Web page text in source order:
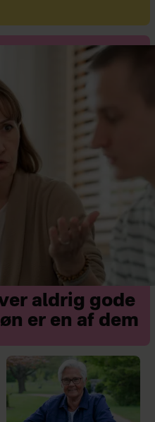
aldrig gode
er en af dem